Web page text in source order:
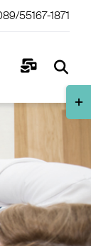
55167-1871